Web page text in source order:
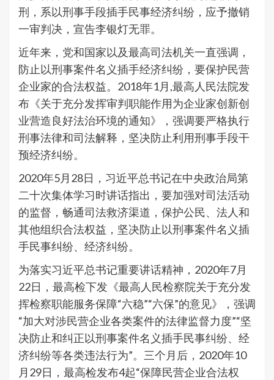
刑，系以刑事手段插手民事经济纠纷，应予撤销
一审判决，宣告李银灯无罪。
近年来，党和国家以及最高司法机关一直强调，
防止以刑事案件名义插手经济纠纷，要保护民营
企业家的合法权益。2018年1月,最高人民法院发
布《关于充分发挥审判职能作用为企业家创新创
业营造良好法治环境的通知》，强调要严格执行
刑事法律和司法解释，坚决防止利用刑事手段干
预经济纠纷。
2020年5月28日，习近平总书记在中央政治局第
二十次集体学习时讲话指出，要加强对司法活动
的监督，畅通司法救济渠道，保护公民、法人和
其他组织合法权益，坚决防止以刑事案件名义插
手民事纠纷、经济纠纷。
为落实习近平总书记重要讲话精神，2020年7月
22日，最高检下发《最高人民检察院关于充分发
挥检察职能服务保障“六稳”“六保”的意见》，强调
“加大对涉民营企业各类案件的法律监督力度”“坚
决防止和纠正以刑事案件名义插手民事纠纷、经
济纠纷等各类违法行为”。三个月后，2020年10
月29日，最高检发布4起“保障民营企业合法权